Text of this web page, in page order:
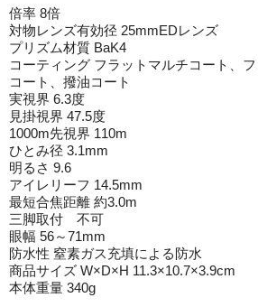
倍率 8倍
対物レンズ有効径 25mmEDレンズ
プリズム材質 BaK4
コーティング フラットマルチコート、
コート、撥油コート
実視界 6.3度
見掛視界 47.5度
1000m先視界 110m
ひとみ径 3.1mm
明るさ 9.6
アイレリーフ 14.5mm
最短合焦距離 約3.0m
三脚取付 不可
眼幅 56～71mm
防水性 窒素ガス充填による防水
商品サイズ W×D×H 11.3×10.7×3.9cm
本体重量 340g